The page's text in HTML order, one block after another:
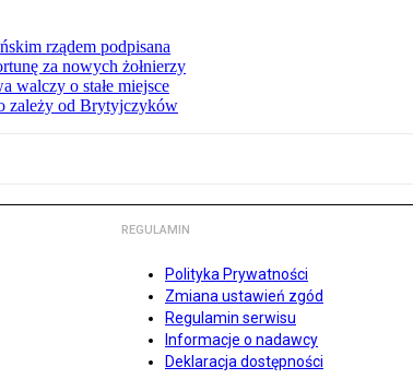
rządem podpisana
za nowych żołnierzy
walczy o stałe miejsce
zależy od Brytyjczyków
REGULAMIN
Polityka Prywatności
Zmiana ustawień zgód
Regulamin serwisu
Informacje o nadawcy
Deklaracja dostępności